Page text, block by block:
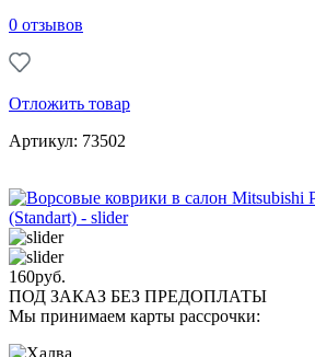
0 отзывов
Отложить товар
Артикул: 73502
160руб.
ПОД ЗАКАЗ БЕЗ ПРЕДОПЛАТЫ
Мы принимаем карты рассрочки: